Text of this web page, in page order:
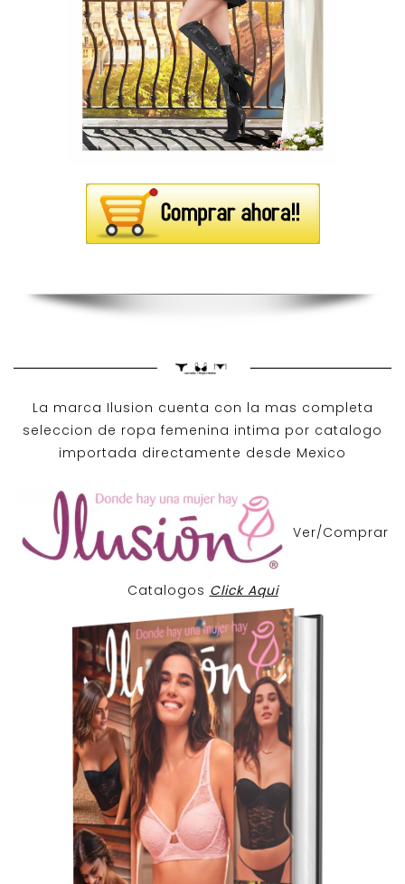
La marca Ilusion cuenta con la mas completa
seleccion de ropa femenina intima por catalogo
importada directamente desde Mexico
Ver/Comprar
Catalogos Click Aqui